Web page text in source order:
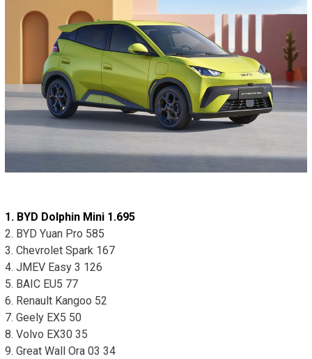
1. BYD Dolphin Mini 1.695
2. BYD Yuan Pro 585
3. Chevrolet Spark 167
4. JMEV Easy 3 126
5. BAIC EU5 77
6. Renault Kangoo 52
7. Geely EX5 50
8. Volvo EX30 35
9. Great Wall Ora 03 34